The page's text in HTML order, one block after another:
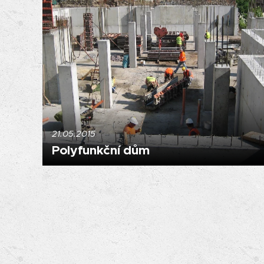
21.05.2015
Polyfunkční dům